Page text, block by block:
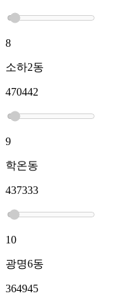
8
소하2동
470442
9
학온동
437333
10
광명6동
364945